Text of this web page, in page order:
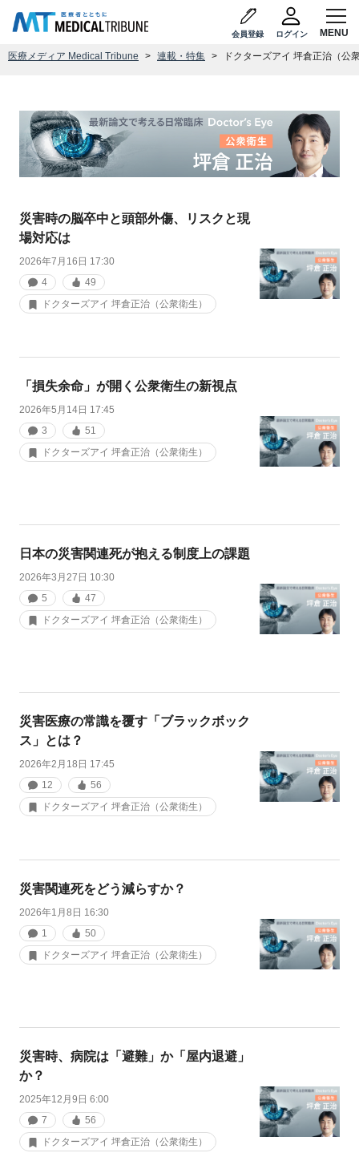
会員登録 ログイン
医療メディア Medical Tribune 連載・特集 ドクターズアイ 坪倉正治（公
災害時の脳卒中と頭部外傷、リスクと現
場対応は
2026年7月16日 17:30
4
49
ドクターズアイ 坪倉正治（公衆衛生）
「損失余命」が開く公衆衛生の新視点
2026年5月14日 17:45
3
51
ドクターズアイ 坪倉正治（公衆衛生）
日本の災害関連死が抱える制度上の課題
2026年3月27日 10:30
5
47
ドクターズアイ 坪倉正治（公衆衛生）
災害医療の常識を覆す「ブラックボック
ス」とは？
2026年2月18日 17:45
12
56
ドクターズアイ 坪倉正治（公衆衛生）
災害関連死をどう減らすか？
2026年1月8日 16:30
1
50
ドクターズアイ 坪倉正治（公衆衛生）
災害時、病院は「避難」か「屋内退避」
か？
2025年12月9日 6:00
7
56
ドクターズアイ 坪倉正治（公衆衛生）